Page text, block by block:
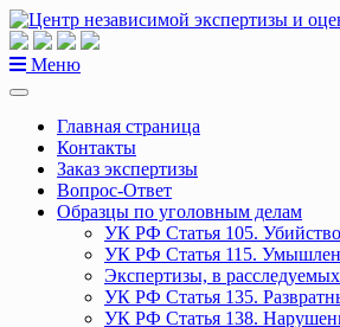
Перейти
к
содержанию
Меню
Главная страница
Контакты
Заказ экспертизы
Вопрос-Ответ
Образцы по уголовным делам
УК РФ Статья 105. Убийство
УК РФ Статья 115.
Экспертизы, в
УК РФ Статья 135.
УК РФ Статья 138.